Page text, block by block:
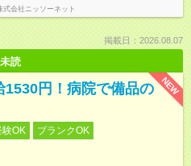
式会社ニッソーネット
掲載日：2026.08.07
未読
NEW
1530円！病院で備品の
験OK
ブランクOK